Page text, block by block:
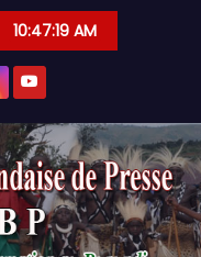
10:47:21 AM